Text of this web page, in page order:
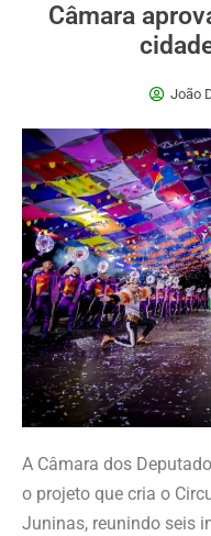
Câmara
João
A Câmara dos
o projeto que cria o
Juninas, reunindo seis